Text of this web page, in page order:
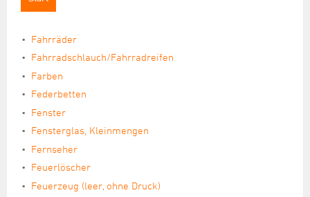
Bioabfall
Gelbe Tonne
Altpapier/Altglas/Altkleider
Elektroschrott
Schadstoffe / Schadstoffsammlung
Rote Tonne (Toner-Kartuschen)
Rückstausicherung
Straßenunterhaltung
Straßenneubau
Straßenbeleuchtung
Friedhöfe
Übersicht
Baumgräber
Urnengemeinschaft
Stadtgärtnerei
Serviceleistungen
Historie
Unternehmenspolitik
Fahrräder
Fahrradschlauch/Fahrradreifen
Farben
Federbetten
Fenster
Fensterglas, Kleinmengen
Fernseher
Feuerlöscher
Feuerzeug (leer, ohne Druck)